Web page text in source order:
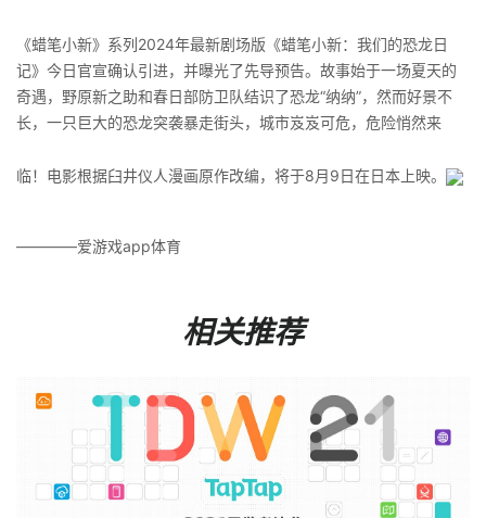
《蜡笔小新》系列2024年最新剧场版《蜡笔小新：我们的恐龙日
记》今日官宣确认引进，并曝光了先导预告。故事始于一场夏天的
奇遇，野原新之助和春日部防卫队结识了恐龙“纳纳”，然而好景不
长，一只巨大的恐龙突袭暴走街头，城市岌岌可危，危险悄然来
临！电影根据臼井仪人漫画原作改编，将于8月9日在日本上映。
————爱游戏app体育
相关推荐